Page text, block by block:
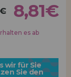
8,81€
es ab
wir für Sie
Sie den